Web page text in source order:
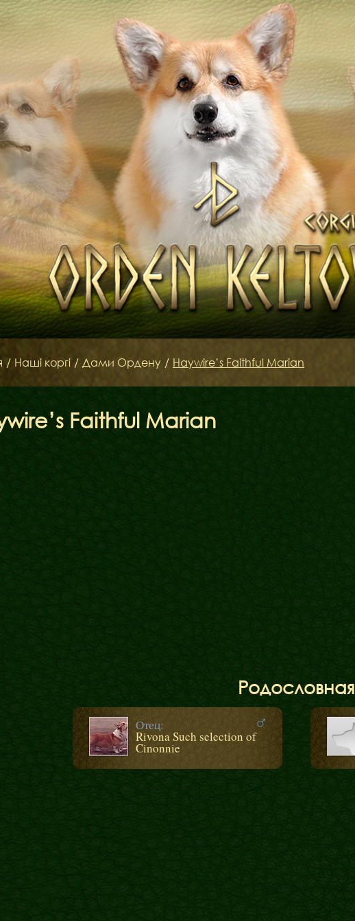
/ Наші коргі / Дами Ордену / Haywire’s Faithful Marian
Faithful Marian
Родословная
Отец:
Rivona Such selection of
Cinonnie
Наші коргі
Дами Ордену
Кавалери Ордену